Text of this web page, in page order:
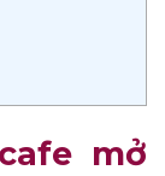
mở